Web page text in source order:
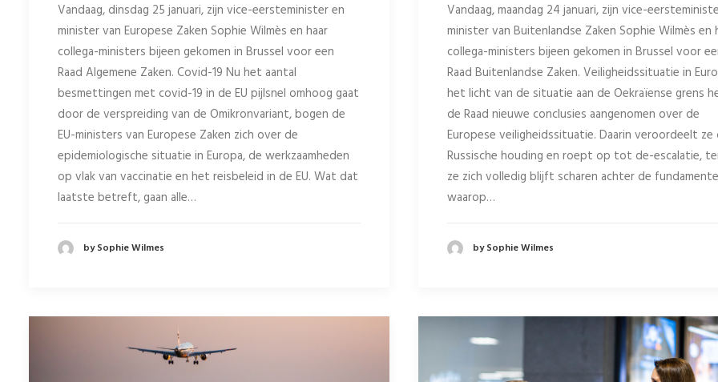
Vandaag, dinsdag 25 januari, zijn vice-eersteminister en
minister van Europese Zaken Sophie Wilmès en haar
collega-ministers bijeen gekomen in Brussel voor een
Raad Algemene Zaken. Covid-19 Nu het aantal
besmettingen met covid-19 in de EU pijlsnel omhoog gaat
door de verspreiding van de Omikronvariant, bogen de
EU-ministers van Europese Zaken zich over de
epidemiologische situatie in Europa, de werkzaamheden
op vlak van vaccinatie en het reisbeleid in de EU. Wat dat
laatste betreft, gaan alle…
by Sophie Wilmes
Vandaag, maandag 24 januari, zijn vice-
minister van Buitenlandse Zaken Sophie Wilmès en
collega-ministers bijeen gekomen in Brussel voor
Raad Buitenlandse Zaken. Veiligheidssituatie in
het licht van de situatie aan de Oekraïense grens
de Raad nieuwe conclusies aangenomen over de
Europese veiligheidssituatie. Daarin veroordeelt ze
Russische houding en roept op tot de-escalatie,
ze zich volledig blijft scharen achter de
waarop…
by Sophie Wilmes